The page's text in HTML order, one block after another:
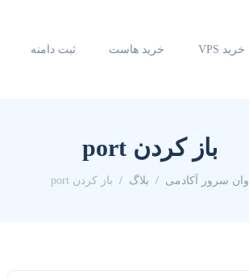
خرید VPS خرید هاست ثبت دامنه
باز کردن port
وان سرور آکادمی بلاگ باز کردن port